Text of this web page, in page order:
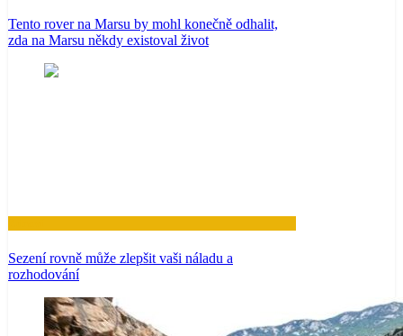
Tento rover na Marsu by mohl konečně odhalit,
zda na Marsu někdy existoval život
Sezení rovně může zlepšit vaši náladu a
rozhodování